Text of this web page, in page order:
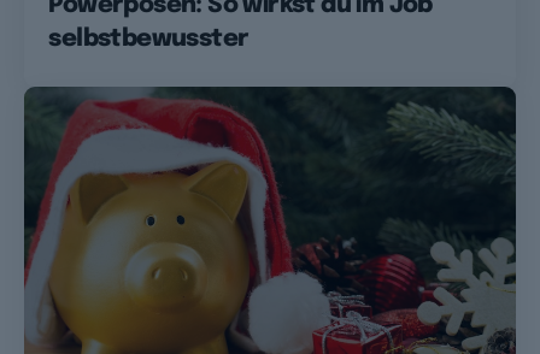
selbstbewusster